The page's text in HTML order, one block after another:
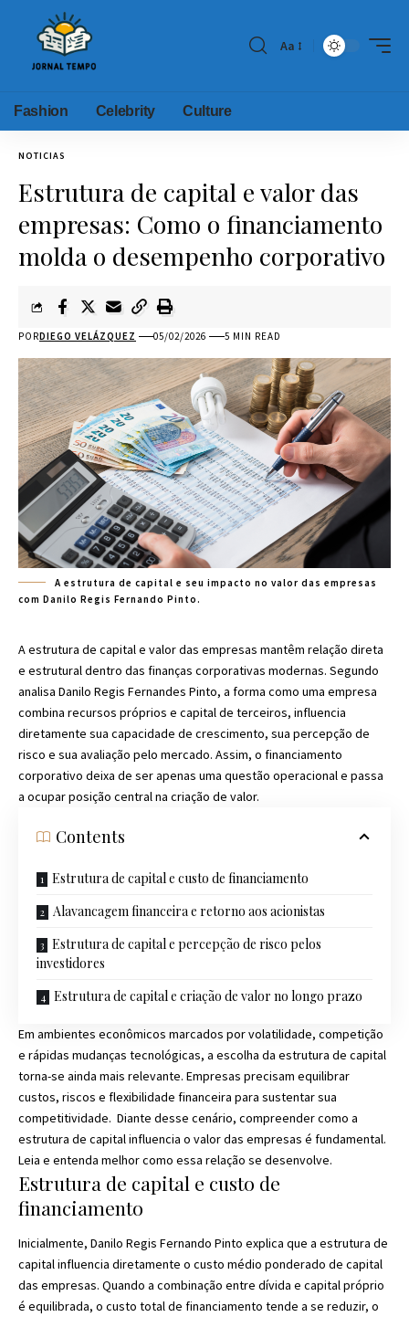
Aa
Fashion Celebrity Culture
NOTICIAS
Estrutura de capital e valor das
empresas: Como o financiamento
molda o desempenho corporativo
PORDIEGO VELÁZQUEZ 05/02/2026 5 MIN READ
A estrutura de capital e seu impacto no valor das empresas
com Danilo Regis Fernando Pinto.
A estrutura de capital e valor das empresas mantêm relação direta
e estrutural dentro das finanças corporativas modernas. Segundo
analisa Danilo Regis Fernandes Pinto, a forma como uma empresa
combina recursos próprios e capital de terceiros, influencia
diretamente sua capacidade de crescimento, sua percepção de
risco e sua avaliação pelo mercado. Assim, o financiamento
corporativo deixa de ser apenas uma questão operacional e passa
a ocupar posição central na criação de valor.
Contents
Estrutura de capital e custo de financiamento
Alavancagem financeira e retorno aos acionistas
Estrutura de capital e percepção de risco pelos
investidores
Estrutura de capital e criação de valor no longo prazo
Em ambientes econômicos marcados por volatilidade, competição
e rápidas mudanças tecnológicas, a escolha da estrutura de capital
torna-se ainda mais relevante. Empresas precisam equilibrar
custos, riscos e flexibilidade financeira para sustentar sua
competitividade. Diante desse cenário, compreender como a
estrutura de capital influencia o valor das empresas é fundamental.
Leia e entenda melhor como essa relação se desenvolve.
Estrutura de capital e custo de
financiamento
Inicialmente, Danilo Regis Fernando Pinto explica que a estrutura de
capital influencia diretamente o custo médio ponderado de capital
das empresas. Quando a combinação entre dívida e capital próprio
é equilibrada, o custo total de financiamento tende a se reduzir, o